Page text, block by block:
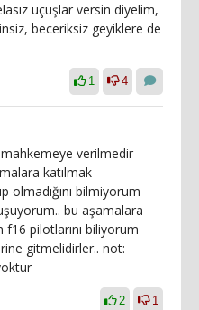
uçuşlar versin diyelim,
beceriksiz geyiklere de
1 4
verilmedir
katılmak
olmadığını bilmiyorum
bu aşamalara
f16 pilotlarını biliyorum
gitmelidirler.. not:
2 1